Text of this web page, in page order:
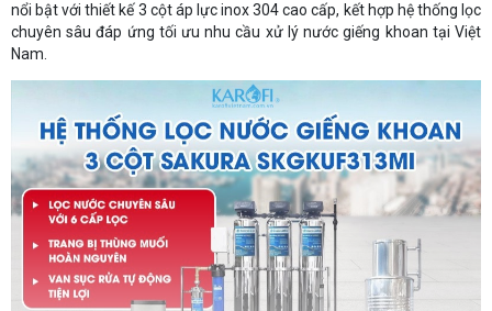
nổi bật với thiết kế 3 cột áp lực inox 304 cao cấp, kết hợp hệ thống lọc
chuyên sâu đáp ứng tối ưu nhu cầu xử lý nước giếng khoan tại Việt
Nam.